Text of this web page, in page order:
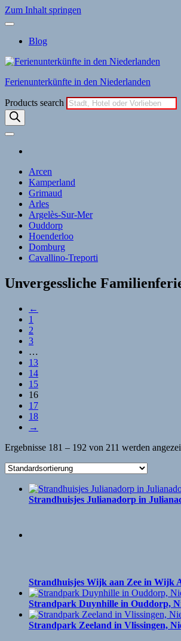
Zum Inhalt springen
Blog
Ferienunterkünfte in den Niederlanden
Products search
Arcen
Kamperland
Grimaud
Arles
Argelès-Sur-Mer
Ouddorp
Hoenderloo
Domburg
Cavallino-Treporti
Unvergessliche
←
1
2
3
…
13
14
15
16
17
18
→
Ergebnisse 181 – 192 von 211 werden
Strandhuisjes Julianadorp in
Strandhuisjes Wijk aan Zee in Wijk
Strandpark Duynhille in Ouddorp,
Strandpark Zeeland in Vlissingen,